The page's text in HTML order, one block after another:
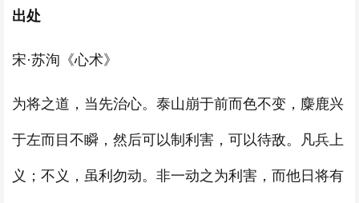
出处
宋·苏洵《心术》
为将之道，当先治心。泰山崩于前而色不变，麋鹿兴
于左而目不瞬，然后可以制利害，可以待敌。凡兵上
义；不义，虽利勿动。非一动之为利害，而他日将有